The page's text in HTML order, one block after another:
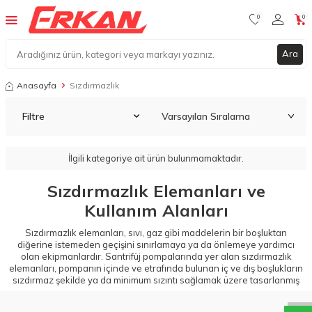
W
h
a
t
a
p
p
D
e
s
t
e
H
a
t
t
Ara
0 0
Anasayfa Sızdırmazlık
Filtre
İlgili kategoriye ait ürün bulunmamaktadır.
Sızdırmazlık Elemanları ve
Kullanım Alanları
Sızdırmazlık elemanları, sıvı, gaz gibi maddelerin bir boşluktan
diğerine istemeden geçişini sınırlamaya ya da önlemeye yardımcı
olan ekipmanlardır. Santrifüj pompalarında yer alan sızdırmazlık
elemanları, pompanın içinde ve etrafında bulunan iç ve dış boşlukların
sızdırmaz şekilde ya da minimum sızıntı sağlamak üzere tasarlanmış
bile hala sızdırmazlık elemanları olarak ifade edilir. Plastik rondela